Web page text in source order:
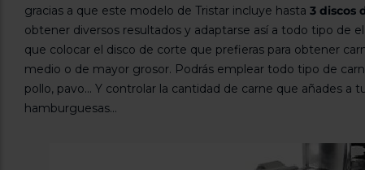
gracias a que este modelo de Tristar incluye hasta 3 discos
obtener diversos resultados y adaptarse así a todo tipo de
que colocar el disco de corte que prefieras para obtener
medio o de mayor grosor. Podrás emplear todo tipo de
pollo, pavo... Y controlar la cantidad de carne que añades a
hamburguesas...